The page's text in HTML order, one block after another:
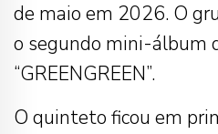
de maio em 2026. O
o segundo mini-álbum
“GREENGREEN”.
O quinteto ficou em